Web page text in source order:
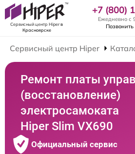
Сервисный центр Hiperв
Красноярске
+7 (800)
Ежедневно с
Позвонить
Сервисный центр Hiper
Ремонт платы
(восстановление)
электросамоката
Hiper Slim VX690
Официальный сервис